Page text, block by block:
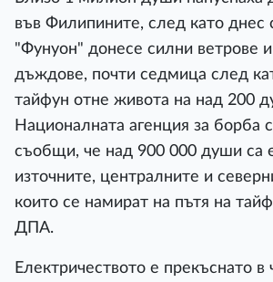
във Филипините, след като днес
"Фунуон" донесе силни ветрове
дъждове, почти седмица след
тайфун отне живота на над 200
Националната агенция за борба
съобщи, че над 900 000 души са
източните, централните и
които се намират на пътя на
ДПА.
Електричеството е прекъснато в